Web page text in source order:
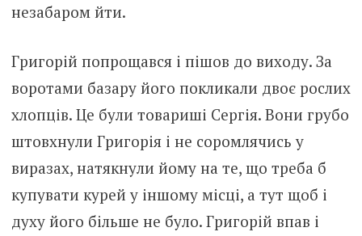
незабаром йти.
Григорій попрощався і пішов до виходу. За
воротами базару його покликали двоє рослих
хлопців. Це були товариші Сергія. Вони грубо
штовхнули Григорія і не соромлячись у
виразах, натякнули йому на те, що треба б
купувати курей у іншому місці, а тут щоб і
духу його більше не було. Григорій впав і